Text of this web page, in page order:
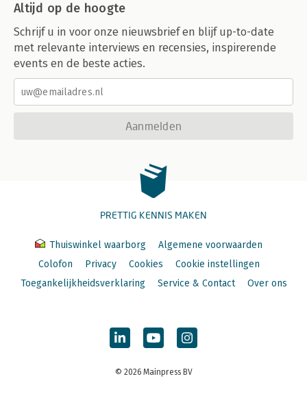
Altijd op de hoogte
Schrijf u in voor onze nieuwsbrief en blijf up-to-date
met relevante interviews en recensies, inspirerende
events en de beste acties.
Aanmelden
PRETTIG KENNIS MAKEN
Thuiswinkel waarborg
Algemene voorwaarden
Colofon
Privacy Cookies
Cookie instellingen
Toegankelijkheidsverklaring
Service & Contact Over ons
© 2026 Mainpress BV